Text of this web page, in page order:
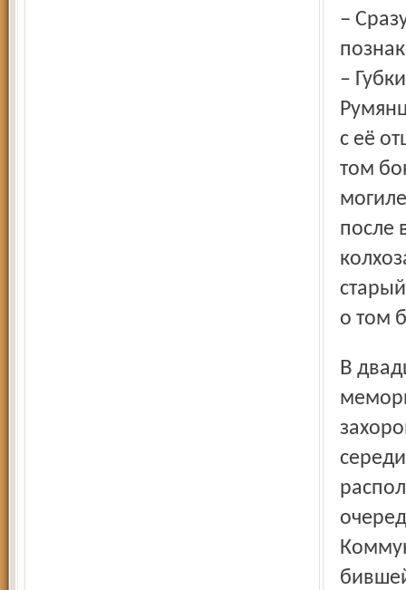
– Сразу, как только стали известны списки, мне удалось
–
с её
том
после
о том
В двадцатых числах сентября в посёлке Озёрный на